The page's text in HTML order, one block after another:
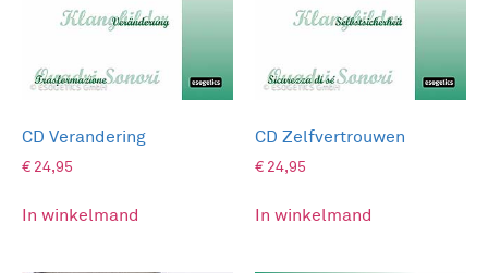
Voor meer informatie:
Brochure Muziek
Voor meer informatie:Brochure Muziek
CD Verandering
€ 24,95
In winkelmand
CD Zelfvertrouwen
€ 24,95
In winkelmand